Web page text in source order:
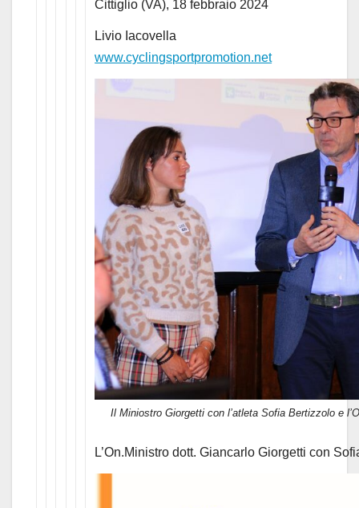
Cittiglio (VA), 18 febbraio 2024
Livio Iacovella
www.cyclingsportpromotion.net
Il Miniostro Giorgetti con l’atleta Sofia Bertizzolo e
L’On.Ministro dott. Giancarlo Giorgetti con